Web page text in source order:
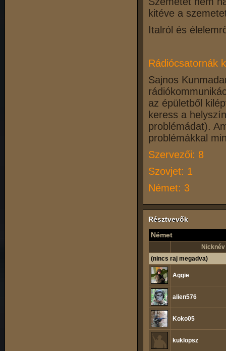
kitéve a
Italról és
Rádiócsatornák
Sajnos
az épületből
keress a
problémádat).
problémákkal
Szervezői: 8
Szovjet: 1
Német: 3
Résztvevők
Német
Nicknév
(nincs raj megadva)
Aggie
alien576
Koko05
kuklopsz